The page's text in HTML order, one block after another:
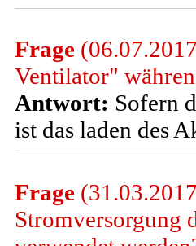
Frage
Ventilator"
Antwort: Sofern
ist das laden des
Frage
Stromversorgung